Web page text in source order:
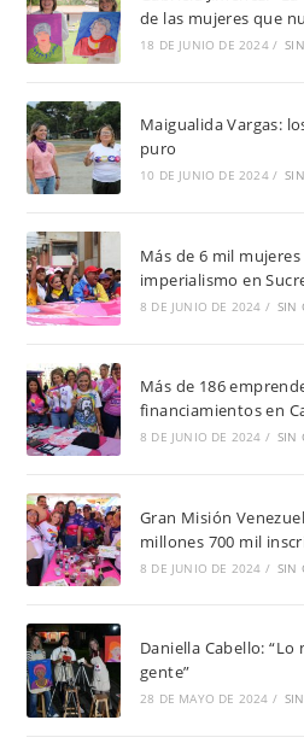
de las mujeres que
18 DE JUNIO DE 2024 /
Maigualida Vargas:
puro
10 DE JUNIO DE 2024 /
Más de 6 mil
imperialismo en
8 DE JUNIO DE 2024 / SIN
Más de 186
financiamientos en
8 DE JUNIO DE 2024 / SIN
Gran Misión
millones 700 mil
8 DE JUNIO DE 2024 / SIN
Daniella Cabello: “Lo
gente”
28 DE MAYO DE 2024 /